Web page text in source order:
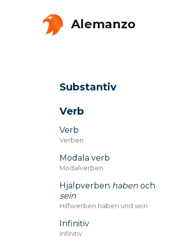
Alemanzo
Substantiv
Verb
Verb
Verben
Modala verb
Modalverben
Hjälpverben haben och
sein
Hilfsverben haben und sein
Infinitiv
Infinitiv